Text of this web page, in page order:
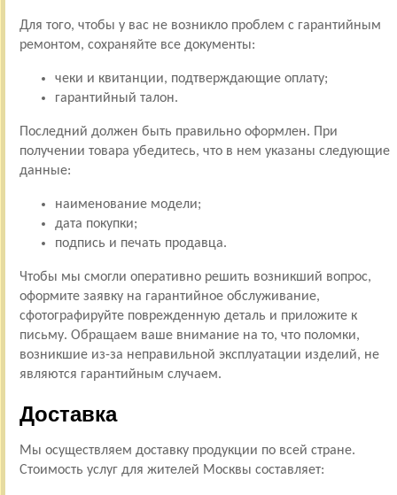
Для того, чтобы у вас не возникло проблем с гарантийным
ремонтом, сохраняйте все документы:
чеки и квитанции, подтверждающие оплату;
гарантийный талон.
Последний должен быть правильно оформлен. При
получении товара убедитесь, что в нем указаны следующие
данные:
наименование модели;
дата покупки;
подпись и печать продавца.
Чтобы мы смогли оперативно решить возникший вопрос,
оформите заявку на гарантийное обслуживание,
сфотографируйте поврежденную деталь и приложите к
письму. Обращаем ваше внимание на то, что поломки,
возникшие из-за неправильной эксплуатации изделий, не
являются гарантийным случаем.
Доставка
Мы осуществляем доставку продукции по всей стране.
Стоимость услуг для жителей Москвы составляет: